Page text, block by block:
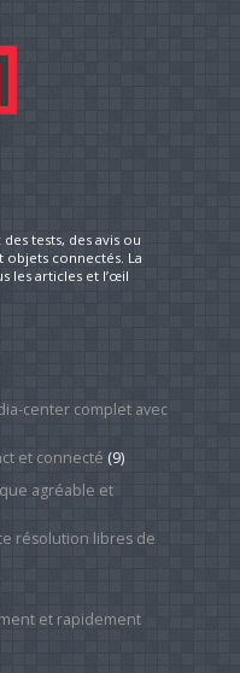
tests, des avis ou
connectés. La
les articles et l’œil
center complet avec
et connecté (9)
agréable et
résolution libres de
et rapidement